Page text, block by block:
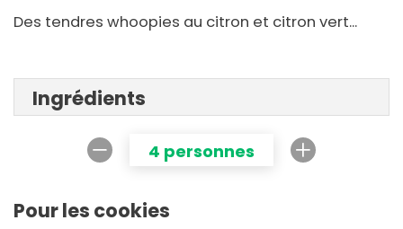
Des tendres whoopies au citron et citron vert...
Ingrédients
4 personnes
Pour les cookies